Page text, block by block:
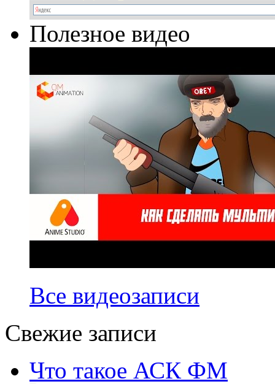
Полезное видео
Все видеозаписи
Свежие записи
Что такое АСК ФМ